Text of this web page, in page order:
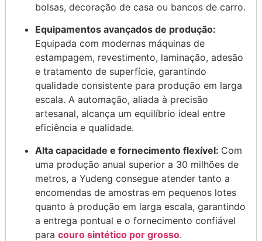
bolsas, decoração de casa ou bancos de carro.
Equipamentos avançados de produção:
Equipada com modernas máquinas de
estampagem, revestimento, laminação, adesão
e tratamento de superfície, garantindo
qualidade consistente para produção em larga
escala. A automação, aliada à precisão
artesanal, alcança um equilíbrio ideal entre
eficiência e qualidade.
Alta capacidade e fornecimento flexível: Com
uma produção anual superior a 30 milhões de
metros, a Yudeng consegue atender tanto a
encomendas de amostras em pequenos lotes
quanto à produção em larga escala, garantindo
a entrega pontual e o fornecimento confiável
para couro sintético por grosso.